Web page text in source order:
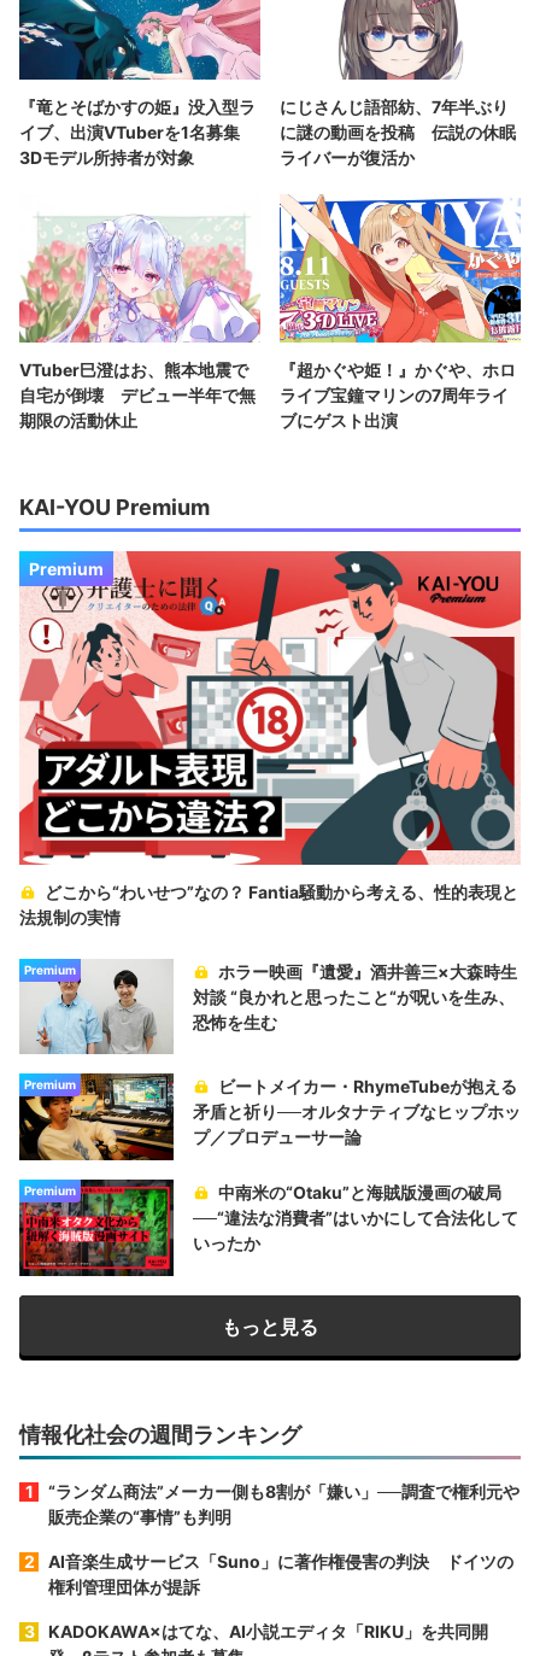
『竜とそばかすの姫』没入型ラ
イブ、出演VTuberを1名募集
3Dモデル所持者が対象
にじさんじ語部紡、7年半ぶり
に謎の動画を投稿 伝説の休眠
ライバーが復活か
VTuber巳澄はお、熊本地震で
自宅が倒壊 デビュー半年で無
期限の活動休止
『超かぐや姫！』かぐや、ホロ
ライブ宝鐘マリンの7周年ライ
ブにゲスト出演
KAI-YOU Premium
Premium
どこから“わいせつ”なの？ Fantia騒動から考える、性的表現と
法規制の実情
Premium
ホラー映画『遺愛』酒井善三×大森時生
対談 “良かれと思ったこと“が呪いを生み、
恐怖を生む
Premium
ビートメイカー・RhymeTubeが抱える
矛盾と祈り──オルタナティブなヒップホッ
プ／プロデューサー論
Premium
中南米の“Otaku”と海賊版漫画の破局
──“違法な消費者”はいかにして合法化して
いったか
もっと見る
情報化社会の週間ランキング
“ランダム商法”メーカー側も8割が「嫌い」──調査で権利元や
販売企業の“事情”も判明
AI音楽生成サービス「Suno」に著作権侵害の判決 ドイツの
権利管理団体が提訴
KADOKAWA×はてな、AI小説エディタ「RIKU」を共同開